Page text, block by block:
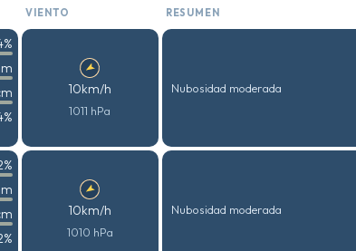
VIENTO RESUMEN
10km/h
1011 hPa
Nubosidad moderada
10km/h
1010 hPa
Nubosidad moderada